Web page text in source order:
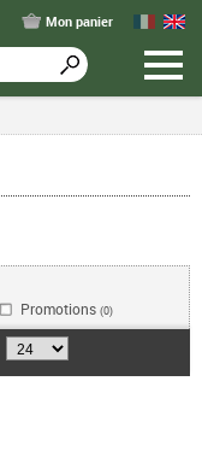
Mon panier
Promotions (0)